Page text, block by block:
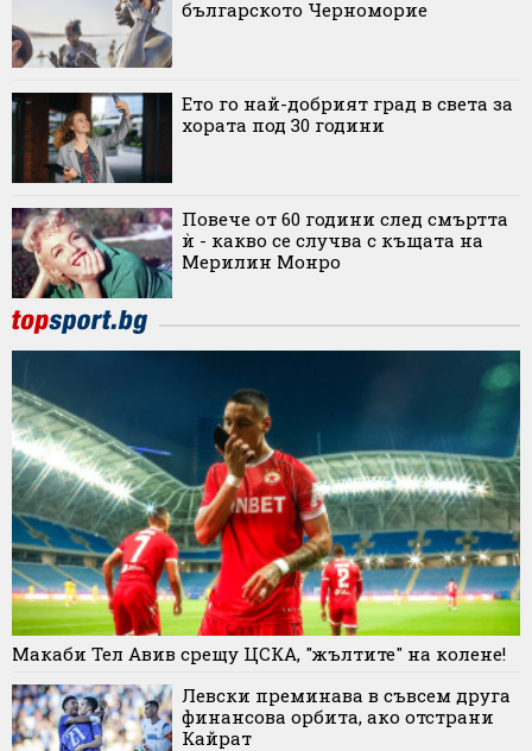
българското Черноморие
Ето го най-добрият град в света за
хората под 30 години
Повече от 60 години след смъртта
ѝ - какво се случва с къщата на
Мерилин Монро
Макаби Тел Авив срещу ЦСКА, "жълтите" на колене!
Левски преминава в съвсем друга
финансова орбита, ако отстрани
Кайрат